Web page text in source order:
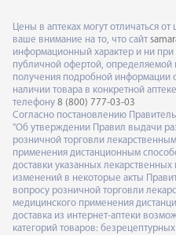
Цены в аптеках могут отличаться
ваше внимание на то, что сайт
информационный характер и ни при
публичной офертой,
получения подробной информации
наличии товара в конкретной
телефону 8 (800) 777-03-03
Согласно постановлению
"Об утверждении Правил выдачи
розничной торговли
применения дистанционным
доставки указанных
изменений в некоторые акты
вопросу розничной торговли
медицинского применения
доставка из интернет-аптеки
категорий товаров: